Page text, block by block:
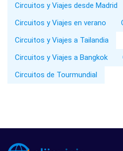
Circuitos y Viajes desde Madrid
Circuitos y Viajes en verano
Circuitos y Viajes a Tailandia
Circuitos y Viajes a Bangkok
Circuitos de Tourmundial